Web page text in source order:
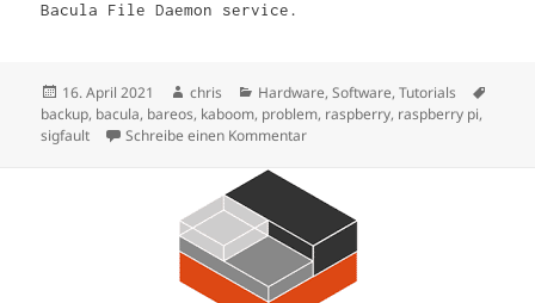
Veröffentlicht
am
16. April 2021 Autor
chris Kategorien
Hardware,Software,Tutorials
backup, bacula, bareos, kaboom, problem, raspberry, raspberry pi,
sigfault
Schreibe einen Kommentarzu Raspberry Pi und Bacula…